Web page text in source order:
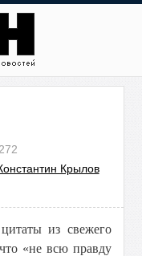
Крылов
из свежего
«не всю правду